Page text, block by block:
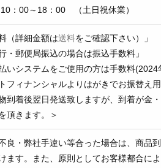
：00～18：00 （土日祝休業）
料（詳細金額は送料をご確認下さい）」
行・郵便局振込の場合は振込手数料」
払いシステムをご使用の方は手数料
フィナンシャルよりはがきでお振替え用
到着後翌日発送致しますが、到着が金
頂きます。＞
良・弊社手違い等合った場合は、商品
ます。また、原則としてお客様都合に